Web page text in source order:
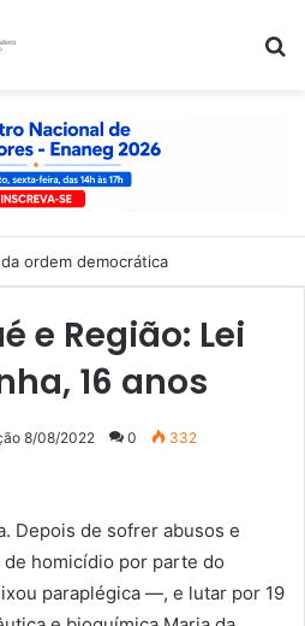
ordem democrática
e Região: Lei
16 anos
8/08/2022 0 332
Depois de sofrer abusos e
homicídio por parte do
paraplégica —, e lutar por 19